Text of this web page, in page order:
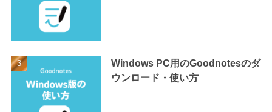
Windows PC用のGoodnotesのダ
ウンロード・使い方